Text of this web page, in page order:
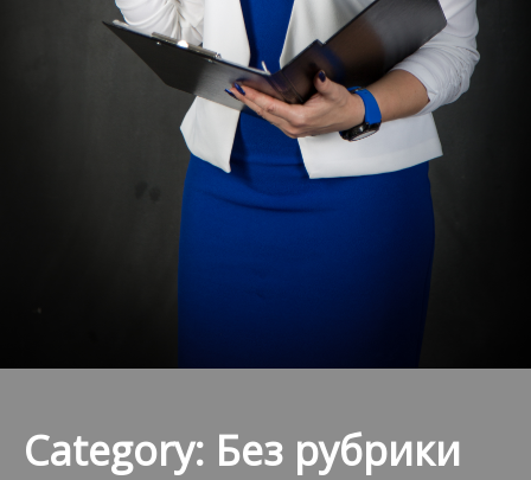
Category: Без рубрики